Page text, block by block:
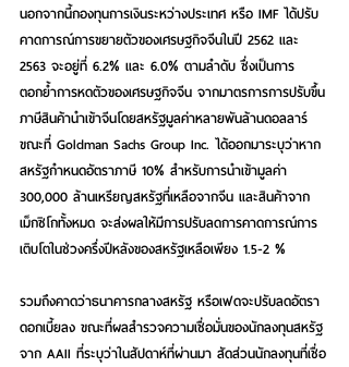
นอกจากนี้กองทุนการเงินระหว่างประเทศ หรือ IMF ได้ปรับ
คาดการณ์การขยายตัวของเศรษฐกิจจีนในปี 2562 และ
2563 จะอยู่ที่ 6.2% และ 6.0% ตามลำดับ ซึ่งเป็นการ
ตอกย้ำการหดตัวของเศรษฐกิจจีน จากมาตรการการปรับขึ้น
ภาษีสินค้านำเข้าจีนโดยสหรัฐมูลค่าหลายพันล้านดอลลาร์
ขณะที่ Goldman Sachs Group Inc. ได้ออกมาระบุว่าหาก
สหรัฐกำหนดอัตราภาษี 10% สำหรับการนำเข้ามูลค่า
300,000 ล้านเหรียญสหรัฐที่เหลือจากจีน และสินค้าจาก
เม็กซิโกทั้งหมด จะส่งผลให้มีการปรับลดการคาดการณ์การ
เติบโตในช่วงครึ่งปีหลังของสหรัฐเหลือเพียง 1.5-2 %
รวมถึงคาดว่าธนาคารกลางสหรัฐ หรือเฟดจะปรับลดอัตรา
ดอกเบี้ยลง ขณะที่ผลสำรวจความเชื่อมั่นของนักลงทุนสหรัฐ
จาก AAII ที่ระบุว่าในสัปดาห์ที่ผ่านมา สัดส่วนนักลงทุนที่เชื่อ